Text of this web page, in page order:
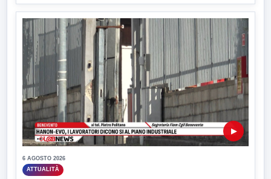
▶
6 AGOSTO 2026
ATTUALITÀ